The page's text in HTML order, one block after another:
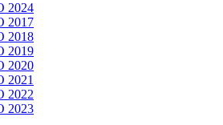
2024
2017
2018
2019
2020
2021
2022
2023